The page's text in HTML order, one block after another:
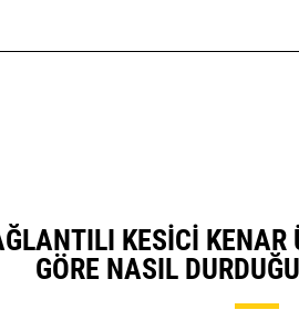
KESICI KENAR
GÖRE NASIL